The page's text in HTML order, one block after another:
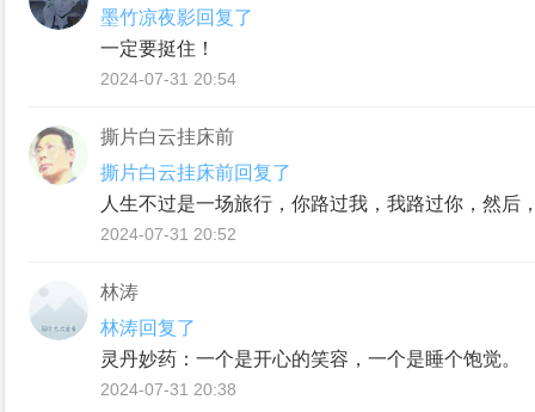
墨竹凉夜影回复了
一定要挺住！
2024-07-31 20:54
撕片白云挂床前
撕片白云挂床前回复了
人生不过是一场旅行，你路过我，我路过你，然后
2024-07-31 20:52
林涛
林涛回复了
灵丹妙药：一个是开心的笑容，一个是睡个饱觉。
2024-07-31 20:38